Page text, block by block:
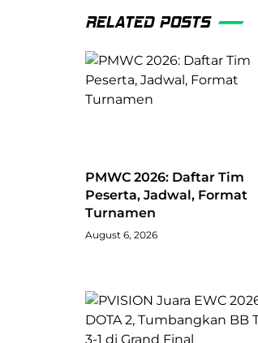
RELATED POSTS
PMWC 2026: Daftar Tim
Peserta, Jadwal, Format
Turnamen
August 6, 2026